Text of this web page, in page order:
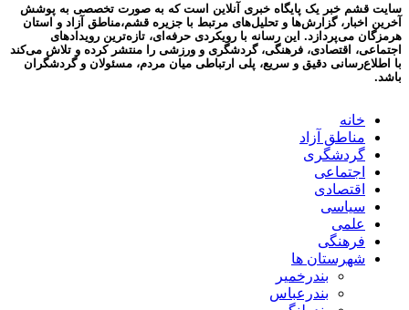
سایت قشم خبر یک پایگاه خبری آنلاین است که به صورت تخصصی به پوشش
آخرین اخبار، گزارش‌ها و تحلیل‌های مرتبط با جزیره قشم،مناطق آزاد و استان
هرمزگان می‌پردازد. این رسانه با رویکردی حرفه‌ای، تازه‌ترین رویدادهای
اجتماعی، اقتصادی، فرهنگی، گردشگری و ورزشی را منتشر کرده و تلاش می‌کند
با اطلاع‌رسانی دقیق و سریع، پلی ارتباطی میان مردم، مسئولان و گردشگران
باشد.
خانه
مناطق آزاد
گردشگری
اجتماعی
اقتصادی
سیاسی
علمی
فرهنگی
شهرستان ها
بندرخمیر
بندرعباس